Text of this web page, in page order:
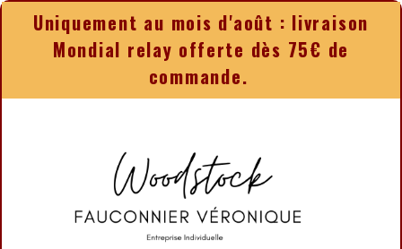
Uniquement au mois d'août : livraison
Mondial relay offerte dès 75€ de
commande.
Panneau de gestion des cookies